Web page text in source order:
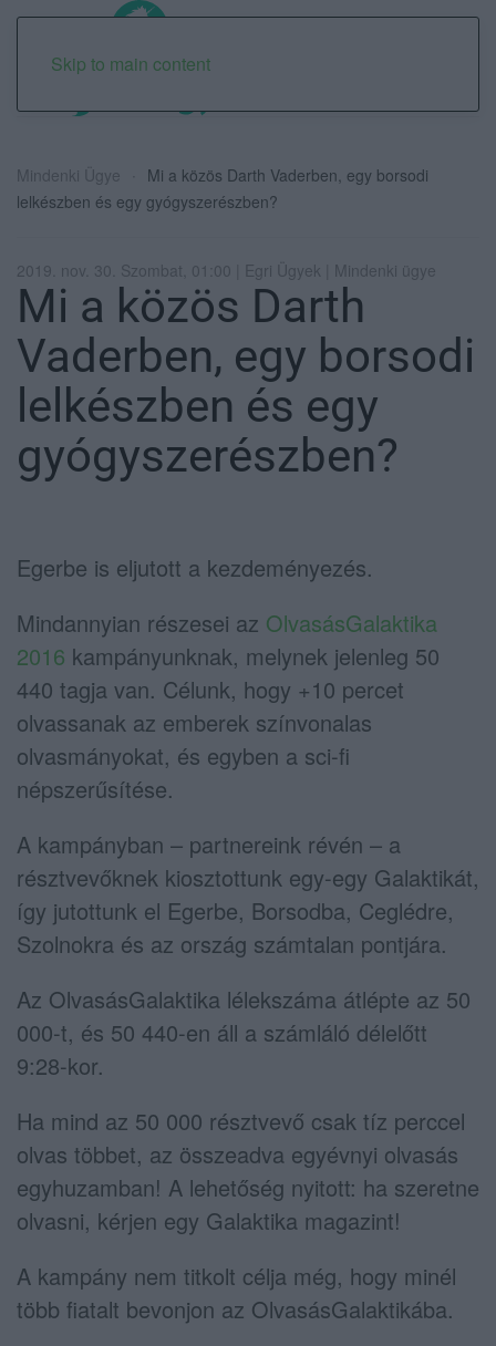
Skip to main content
Mindenki Ügye
Mi a közös Darth Vaderben, egy borsodi
lelkészben és egy gyógyszerészben?
2019. nov. 30. Szombat, 01:00 | Egri Ügyek | Mindenki ügye
Mi a közös Darth
Vaderben, egy borsodi
lelkészben és egy
gyógyszerészben?
Egerbe is eljutott a kezdeményezés.
Mindannyian részesei az OlvasásGalaktika
2016 kampányunknak, melynek jelenleg 50
440 tagja van. Célunk, hogy +10 percet
olvassanak az emberek színvonalas
olvasmányokat, és egyben a sci-fi
népszerűsítése.
A kampányban – partnereink révén – a
résztvevőknek kiosztottunk egy-egy Galaktikát,
így jutottunk el Egerbe, Borsodba, Ceglédre,
Szolnokra és az ország számtalan pontjára.
Az OlvasásGalaktika lélekszáma átlépte az 50
000-t, és 50 440-en áll a számláló délelőtt
9:28-kor.
Ha mind az 50 000 résztvevő csak tíz perccel
olvas többet, az összeadva egyévnyi olvasás
egyhuzamban! A lehetőség nyitott: ha szeretne
olvasni, kérjen egy Galaktika magazint!
A kampány nem titkolt célja még, hogy minél
több fiatalt bevonjon az OlvasásGalaktikába.